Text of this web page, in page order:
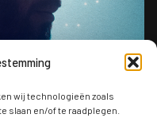
wij technologieën zoals
slaan en/of te raadplegen.